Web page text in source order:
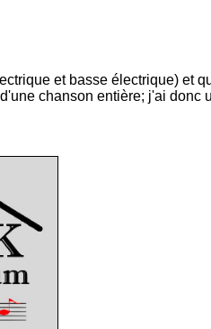
et basse électrique) et
chanson entière; j'ai donc